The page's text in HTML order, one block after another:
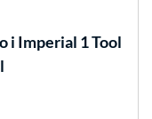
i Imperial 1 Tool